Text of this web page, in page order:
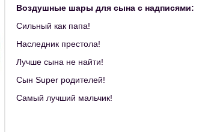
Воздушные шары для сына с надписями:
Сильный как папа!
Наследник престола!
Лучше сына не найти!
Сын Super родителей!
Самый лучший мальчик!